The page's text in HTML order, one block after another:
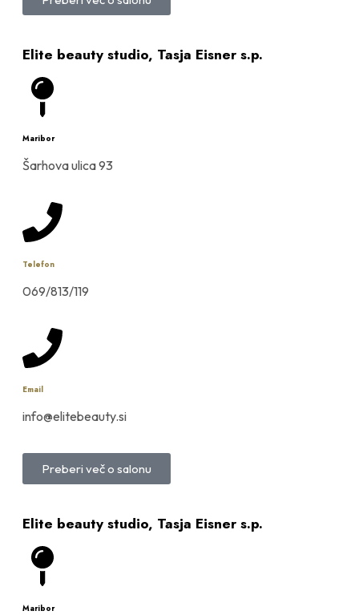
Elite beauty studio, Tasja Eisner s.p.
Maribor
Elite beauty studio, Tasja Eisner s.p.
Maribor
Šarhova ulica 93
Telefon
069/813/119
Email
info@elitebeauty.si
Preberi več o salonu